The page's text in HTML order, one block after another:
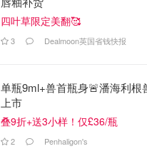
四叶草限定美翻🥰
3 Dealmoon英国省钱快报
单瓶9ml+兽首瓶身🚨潘海利根
上市
叠9折+送3小样！仅£36/瓶
2 Penhaligon's